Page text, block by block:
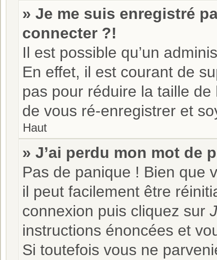
» Je me suis enregistré
connecter ?!
Il est possible qu’un
En effet, il est courant de
pas pour réduire la taille
de vous ré-enregistrer et
Haut
» J’ai perdu mon mot de
Pas de panique ! Bien que
il peut facilement être
connexion puis cliquez sur
instructions énoncées et
Si toutefois vous ne